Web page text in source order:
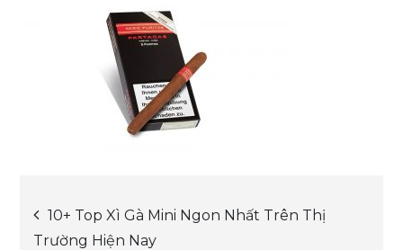
Post
10+ Top Xì Gà Mini Ngon Nhất Trên Thị
Trường Hiện Nay